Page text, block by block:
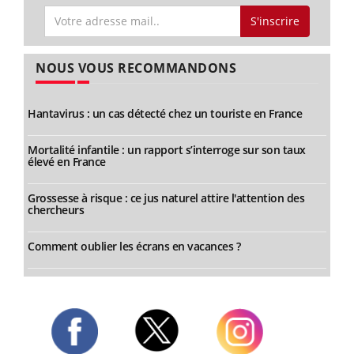
S'inscrire
NOUS VOUS RECOMMANDONS
Hantavirus : un cas détecté chez un touriste en France
Mortalité infantile : un rapport s’interroge sur son taux
élevé en France
Grossesse à risque : ce jus naturel attire l'attention des
chercheurs
Comment oublier les écrans en vacances ?